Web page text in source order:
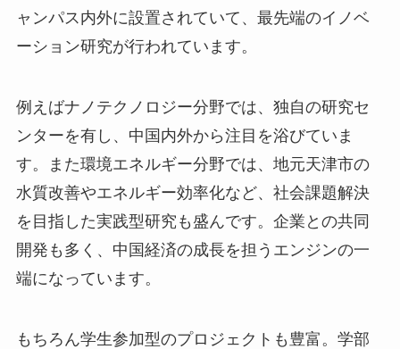
ャンパス内外に設置されていて、最先端のイノベ
ーション研究が行われています。
例えばナノテクノロジー分野では、独自の研究セ
ンターを有し、中国内外から注目を浴びていま
す。また環境エネルギー分野では、地元天津市の
水質改善やエネルギー効率化など、社会課題解決
を目指した実践型研究も盛んです。企業との共同
開発も多く、中国経済の成長を担うエンジンの一
端になっています。
もちろん学生参加型のプロジェクトも豊富。学部